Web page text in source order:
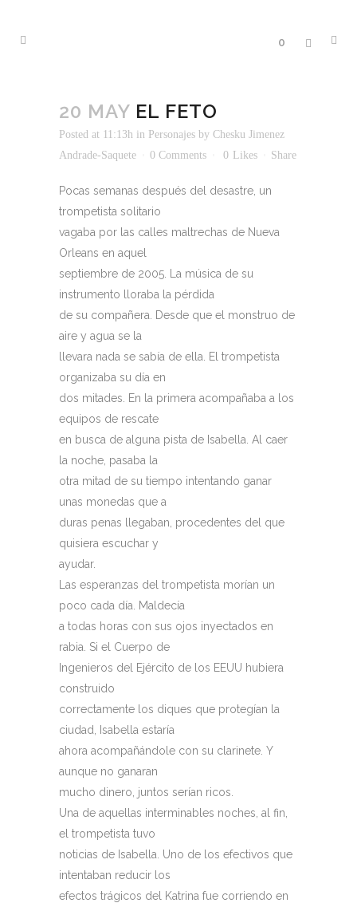
0
20 MAY EL FETO
Posted at 11:13h in Personajes by Chesku Jimenez
Andrade-Saquete
0 Comments 0 Likes Share
Pocas semanas después del desastre, un
trompetista solitario
vagaba por las calles maltrechas de Nueva
Orleans en aquel
septiembre de 2005. La música de su
instrumento lloraba la pérdida
de su compañera. Desde que el monstruo de
aire y agua se la
llevara nada se sabía de ella. El trompetista
organizaba su día en
dos mitades. En la primera acompañaba a los
equipos de rescate
en busca de alguna pista de Isabella. Al caer
la noche, pasaba la
otra mitad de su tiempo intentando ganar
unas monedas que a
duras penas llegaban, procedentes del que
quisiera escuchar y
ayudar.
Las esperanzas del trompetista morían un
poco cada día. Maldecía
a todas horas con sus ojos inyectados en
rabia. Si el Cuerpo de
Ingenieros del Ejército de los EEUU hubiera
construido
correctamente los diques que protegían la
ciudad, Isabella estaría
ahora acompañándole con su clarinete. Y
aunque no ganaran
mucho dinero, juntos serían ricos.
Una de aquellas interminables noches, al fin,
el trompetista tuvo
noticias de Isabella. Uno de los efectivos que
intentaban reducir los
efectos trágicos del Katrina fue corriendo en